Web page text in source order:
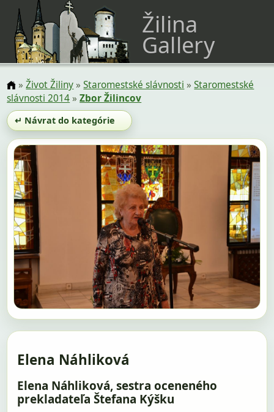
Žilina
Gallery
»Život Žiliny»Staromestské slávnosti »Staromestské
slávnosti 2014»Zbor Žilincov
↵ Návrat do kategórie
Elena Náhliková
Elena Náhliková, sestra oceneného
prekladateľa Štefana Kýšku